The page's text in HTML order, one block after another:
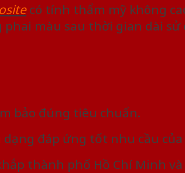
có tính thẩm mỹ không
phai màu sau thời gian dài sử
bảo đúng tiêu chuẩn.
đáp ứng tốt nhu cầu
thành phố Hồ Chí Minh